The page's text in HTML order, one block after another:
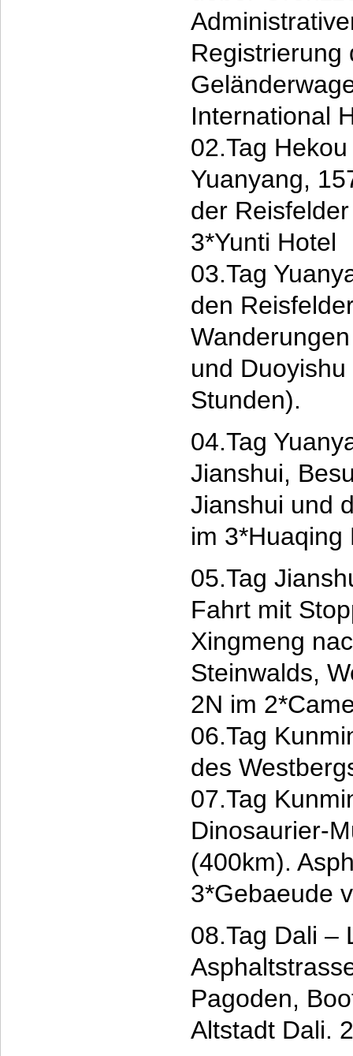
Registrierung
International
02.Tag
Yuanyang,
der
3*Yunti Hotel
03.Tag
den
und
Stunden).
04.Tag
Jianshui,
Jianshui und
im 3*Huaqing
05.Tag
Fahrt mit
Xingmeng
Steinwalds,
2N im
06.Tag
des
07.Tag
Dinosaurier-
(400km).
3*Gebaeude
08.Tag Dali –
Pagoden,
Altstadt Dali.